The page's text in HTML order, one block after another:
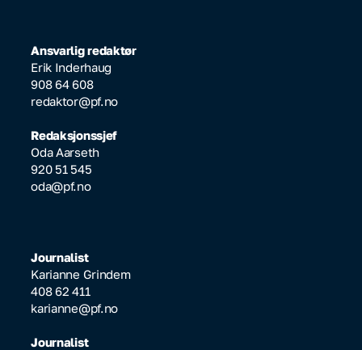
Ansvarlig redaktør
Erik Inderhaug
908 64 608
redaktor@pf.no
Redaksjonssjef
Oda Aarseth
920 51 545
oda@pf.no
Journalist
Karianne Grindem
408 62 411
karianne@pf.no
Journalist